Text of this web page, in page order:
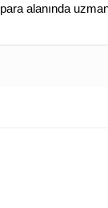
alanında